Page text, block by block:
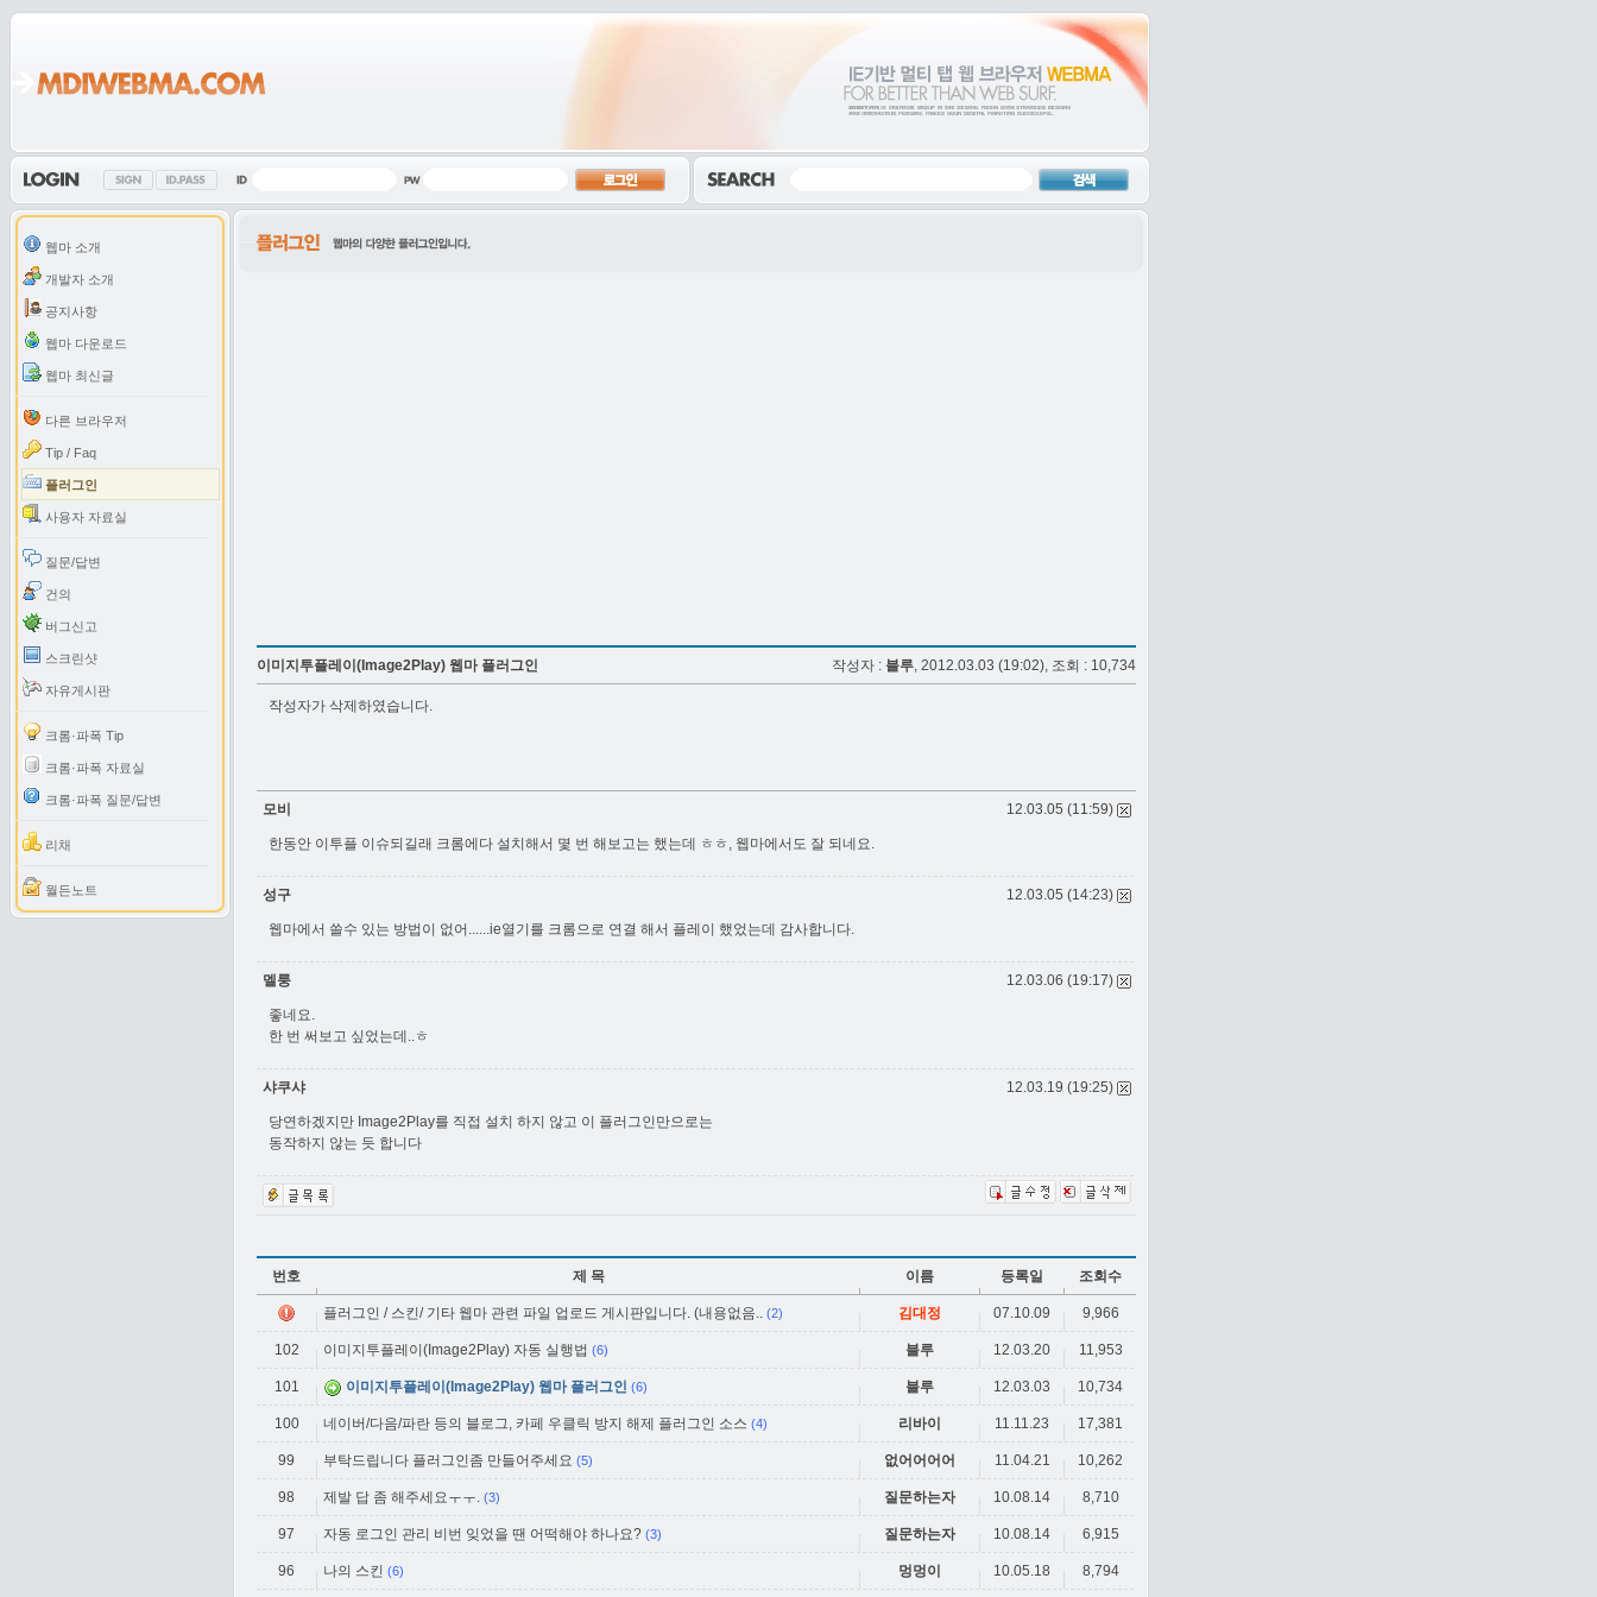
웹마 소개
개발자 소개
공지사항
웹마 다운로드
웹마 최신글
다른 브라우저
Tip / Faq
플러그인
사용자 자료실
질문/답변
건의
버그신고
스크린샷
자유게시판
크롬·파폭 Tip
크롬·파폭 자료실
크롬·파폭 질문/답변
리채
월든노트
이미지투플레이(Image2Play) 웹마 플러그인 작성자 : 블루, 2012.03.03 (19:02), 조회 : 10,734
작성자가 삭제하였습니다.
모비 12.03.05 (11:59)
한동안 이투플 이슈되길래 크롬에다 설치해서 몇 번 해보고는 했는데 ㅎㅎ, 웹마에서도 잘 되네요.
성구 12.03.05 (14:23)
웹마에서 쓸수 있는 방법이 없어......ie열기를 크롬으로 연결 해서 플레이 했었는데 감사합니다.
멜룽 12.03.06 (19:17)
좋네요.
한 번 써보고 싶었는데..ㅎ
샤쿠샤 12.03.19 (19:25)
당연하겠지만 Image2Play를 직접 설치 하지 않고 이 플러그인만으로는
동작하지 않는 듯 합니다
번호 제 목 이름 등록일 조회수
플러그인 / 스킨/ 기타 웹마 관련 파일 업로드 게시판입니다. (내용없음.. (2) 김대정 07.10.09 9,966
102 이미지투플레이(Image2Play) 자동 실행법 (6) 블루 12.03.20 11,953
101 이미지투플레이(Image2Play) 웹마 플러그인 (6) 블루 12.03.03 10,734
100 네이버/다음/파란 등의 블로그, 카페 우클릭 방지 해제 플러그인 소스 (4) 리바이 11.11.23 17,381
99 부탁드립니다 플러그인좀 만들어주세요 (5) 없어어어어 11.04.21 10,262
98 제발 답 좀 해주세요ㅜㅜ. (3) 질문하는자 10.08.14 8,710
97 자동 로그인 관리 비번 잊었을 땐 어떡해야 하나요? (3) 질문하는자 10.08.14 6,915
96 나의 스킨 (6) 멍멍이 10.05.18 8,794